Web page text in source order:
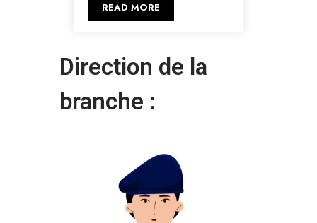
READ MORE
Direction de la
branche :